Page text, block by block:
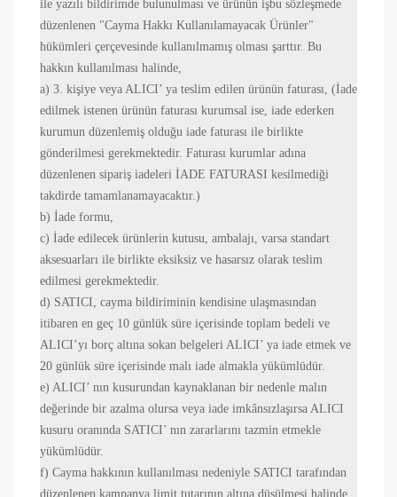
ile yazılı bildirimde bulunulması ve ürünün işbu sözleşmede
düzenlenen "Cayma Hakkı Kullanılamayacak Ürünler"
hükümleri çerçevesinde kullanılmamış olması şarttır. Bu
hakkın kullanılması halinde,
a) 3. kişiye veya ALICI’ ya teslim edilen ürünün faturası, (İade
edilmek istenen ürünün faturası kurumsal ise, iade ederken
kurumun düzenlemiş olduğu iade faturası ile birlikte
gönderilmesi gerekmektedir. Faturası kurumlar adına
düzenlenen sipariş iadeleri İADE FATURASI kesilmediği
takdirde tamamlanamayacaktır.)
b) İade formu,
c) İade edilecek ürünlerin kutusu, ambalajı, varsa standart
aksesuarları ile birlikte eksiksiz ve hasarsız olarak teslim
edilmesi gerekmektedir.
d) SATICI, cayma bildiriminin kendisine ulaşmasından
itibaren en geç 10 günlük süre içerisinde toplam bedeli ve
ALICI’yı borç altına sokan belgeleri ALICI’ ya iade etmek ve
20 günlük süre içerisinde malı iade almakla yükümlüdür.
e) ALICI’ nın kusurundan kaynaklanan bir nedenle malın
değerinde bir azalma olursa veya iade imkânsızlaşırsa ALICI
kusuru oranında SATICI’ nın zararlarını tazmin etmekle
yükümlüdür.
f) Cayma hakkının kullanılması nedeniyle SATICI tarafından
düzenlenen kampanya limit tutarının altına düşülmesi halinde